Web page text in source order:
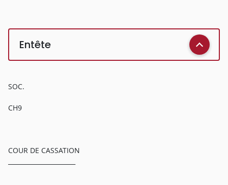
Entête
SOC.
CH9
COUR DE CASSATION